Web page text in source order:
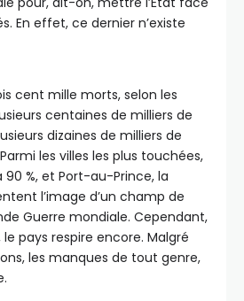
En effet, ce dernier n’existe
cent mille morts, selon les
centaines de milliers de
dizaines de milliers de
les villes les plus touchées,
%, et Port-au-Prince, la
l’image d’un champ de
Guerre mondiale. Cependant,
pays respire encore. Malgré
les manques de tout genre,